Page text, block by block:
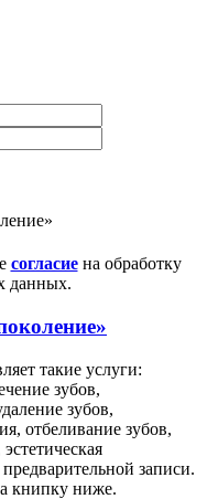
согласиена обработку
данных.
такие услуги:
зубов,
зубов,
отбеливание зубов,
записи.
книпку ниже.